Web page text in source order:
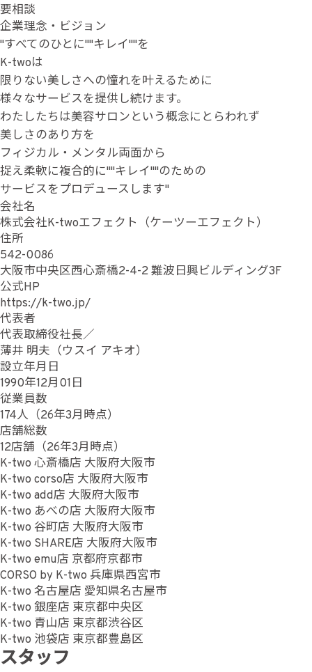
要相談
企業理念・ビジョン
"すべてのひとに""キレイ""を
K-twoは
限りない美しさへの憧れを叶えるために
様々なサービスを提供し続けます。
わたしたちは美容サロンという概念にとらわれず
美しさのあり方を
フィジカル・メンタル両面から
捉え柔軟に複合的に""キレイ""のための
サービスをプロデュースします"
会社名
株式会社K-twoエフェクト（ケーツーエフェクト）
住所
542-0086
大阪市中央区西心斎橋2-4-2 難波日興ビルディング3F
公式HP
https://k-two.jp/
代表者
代表取締役社長／
薄井 明夫（ウスイ アキオ）
設立年月日
1990年12月01日
従業員数
174人（26年3月時点）
店舗総数
12店舗（26年3月時点）
K-two 心斎橋店 大阪府大阪市
K-two corso店 大阪府大阪市
K-two add店 大阪府大阪市
K-two あべの店 大阪府大阪市
K-two 谷町店 大阪府大阪市
K-two SHARE店 大阪府大阪市
K-two emu店 京都府京都市
CORSO by K-two 兵庫県西宮市
K-two 名古屋店 愛知県名古屋市
K-two 銀座店 東京都中央区
K-two 青山店 東京都渋谷区
K-two 池袋店 東京都豊島区
スタッフ